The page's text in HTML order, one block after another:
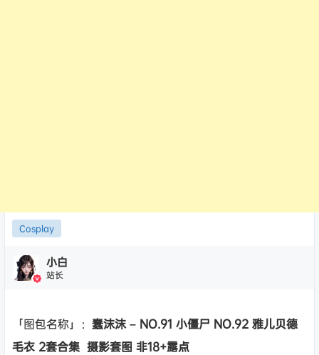
Cosplay
小白
站长
「图包名称」： 蠢沫沫 – NO.91 小僵尸 NO.92 雅儿贝德
毛衣 2套合集 摄影套图 非18+露点